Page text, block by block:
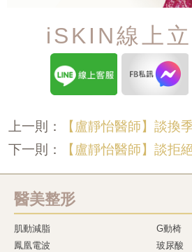
iSKIN線上
上一則： 【盧靜怡醫師】談換
下一則： 【盧靜怡醫師】談拒
醫美整形
肌動減脂
G動椅
鳳凰電波
玻尿酸